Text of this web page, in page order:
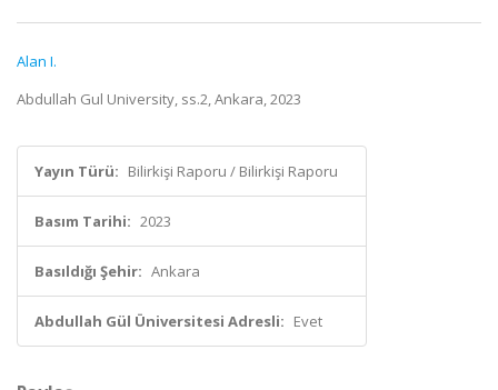
Alan I.
Abdullah Gul University, ss.2, Ankara, 2023
Yayın Türü: Bilirkişi Raporu / Bilirkişi Raporu
Basım Tarihi: 2023
Basıldığı Şehir: Ankara
Abdullah Gül Üniversitesi Adresli: Evet